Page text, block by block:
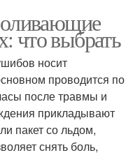
что выбрать
носит
проводится по
после травмы и
прикладывают
пакет со льдом,
снять боль,